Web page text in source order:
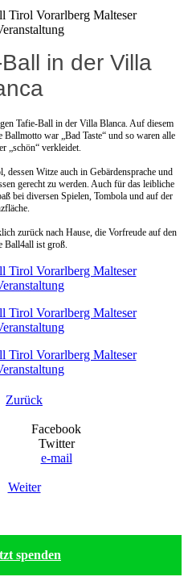
in der Villa
Tafie-Ball in der Villa Blanca. Auf diesem
war „Bad Taste“ und so waren alle
„schön“ verkleidet.
Witze auch in Gebärdensprache und
gerecht zu werden. Auch für das leibliche
bei diversen Spielen, Tombola und auf der
zurück nach Hause, die Vorfreude auf den
Ball4all ist groß.
Zurück
Facebook
Twitter
e-mail
Weiter
spenden